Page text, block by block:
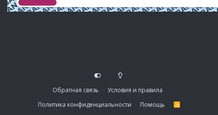
Обратная связь
Условия и правила
Политика конфиденциальности
Помощь
R